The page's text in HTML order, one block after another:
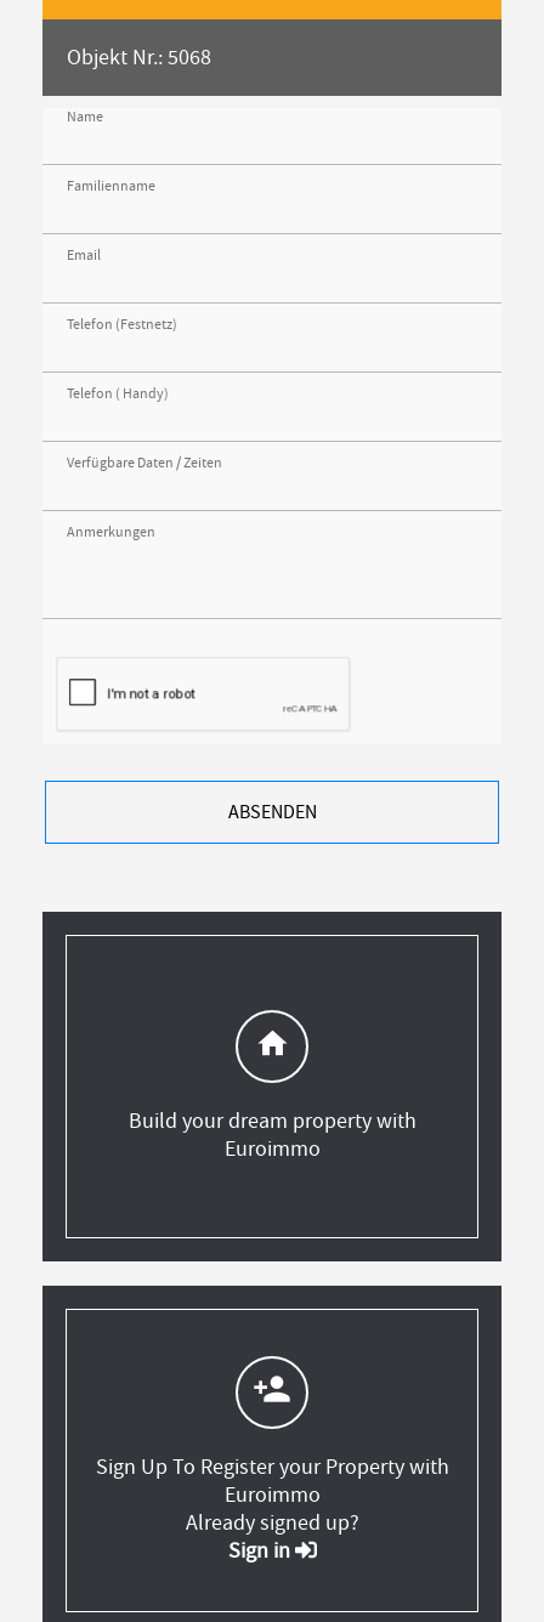
Objekt Nr.: 5068
Name
Familienname
Email
Telefon (Festnetz)
Telefon ( Handy)
Verfügbare Daten / Zeiten
Anmerkungen
ABSENDEN
home
Build your dream property with
Euroimmo
person_add
Sign Up To Register your Property with
Euroimmo
Already signed up?
Sign in